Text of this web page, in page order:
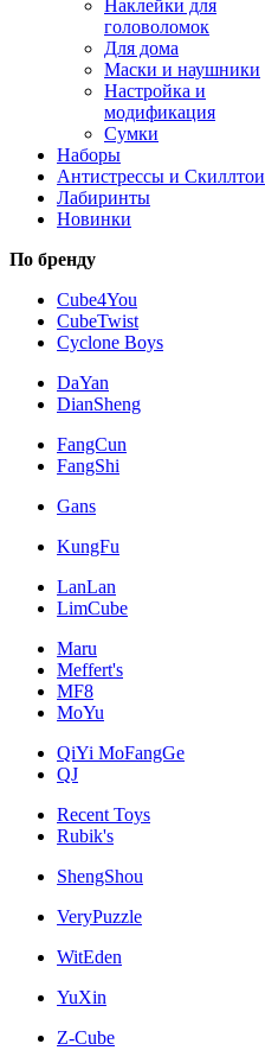
Наклейки для
головоломок
Для дома
Маски и наушники
Настройка и
модификация
Сумки
Наборы
Антистрессы и Скиллтои
Лабиринты
Новинки
По бренду
Cube4You
CubeTwist
Cyclone Boys
DaYan
DianSheng
FangCun
FangShi
Gans
KungFu
LanLan
LimCube
Maru
Meffert's
MF8
MoYu
QiYi MoFangGe
QJ
Recent Toys
Rubik's
ShengShou
VeryPuzzle
WitEden
YuXin
Z-Cube